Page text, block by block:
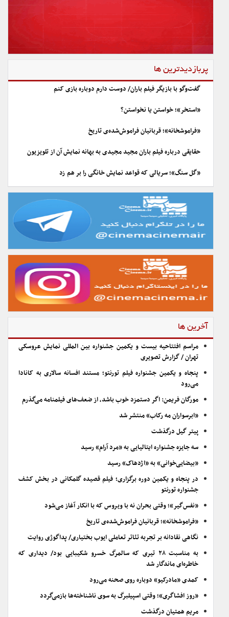
پربازدیدترین ها
گفت‌وگو با بازیگر فیلم باران/ دوست دارم دوباره بازی کنم
«استخر»؛ خواستن یا نخواستن؟
«فراموشخانه»؛ قربانیان فراموش‌شده‌ی تاریخ
حقایقی درباره فیلم باران مجید مجیدی به بهانه نمایش آن از تلویزیون
«گل سنگ»؛ سریالی که قواعد نمایش خانگی را بر هم زد
آخرین ها
مراسم افتتاحیه بیست و یکمین جشنواره بین المللی نمایش عروسکی
تهران / گزارش تصویری
پنجاه و یکمین جشنواره فیلم تورنتو؛ مستند افسانه سالاری به کانادا
می‌رود
مورگان فریمن: اگر دستمزد خوب باشد، از ضعف‌های فیلمنامه می‌گذرم
«ابرسواران مه رکاب» منتشر شد
پیتر گیل درگذشت
سه جایزه جشنواره ایتالیایی به «مرد آرام» رسید
«بیضایی‌خوانی» به «اژدهاک» رسید
در پنجاه و یکمین دوره برگزاری؛ فیلم قصیده گلمکانی در بخش کشف
جشنواره تورنتو
«نفس‌گیر»؛ وقتی بحران نه با ویروس که با انکار آغاز می‌شود
«فراموشخانه»؛ قربانیان فراموش‌شده‌ی تاریخ
نگاهی نقادانه بر تجربه تئاتر تعاملی ایوب بختیاری/ پداگوژی روایت
به مناسبت ۲۸ تیری که سالمرگ خسرو شکیبایی بود/ دیداری که
خاطره‌ای ماندگار شد
کمدی «مادرکیو» دوباره روی صحنه می‌رود
«روز افشاگری»؛ وقتی اسپیلبرگ به سوی ناشناخته‌ها بازمی‌گردد
مریم همتیان درگذشت